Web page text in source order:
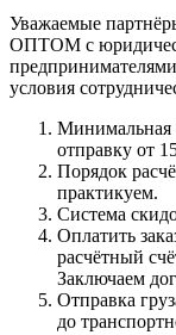
Уважаемые
ОПТОМ с
условия
Минимальная
отправку от
Порядок
практикуем.
Система
Оплатить
расчётный
Заключаем
Отправка
до